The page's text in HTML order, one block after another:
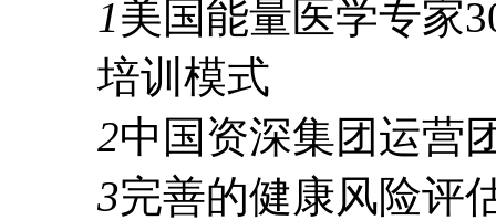
1美国能量医学专家
培训模式
2中国资深集团运营
3完善的健康风险评